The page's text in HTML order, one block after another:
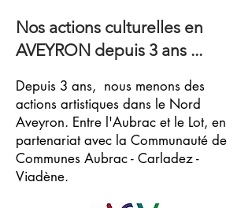
Nos actions culturelles en
AVEYRON depuis 3 ans ...
Depuis 3 ans, nous menons des
actions artistiques dans le Nord
Aveyron. Entre l'Aubrac et le Lot, en
partenariat avec la Communauté de
Communes Aubrac - Carladez -
Viadène.